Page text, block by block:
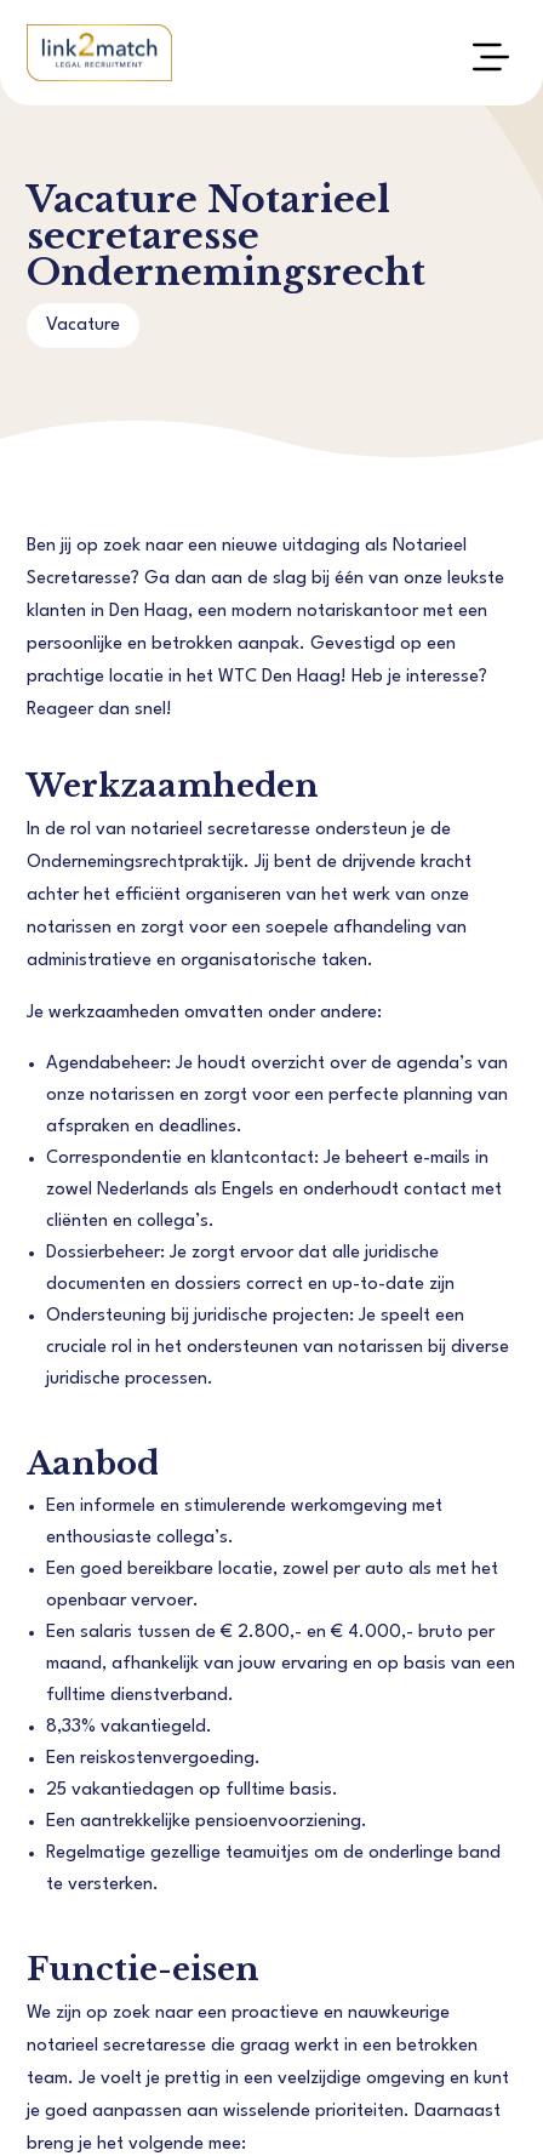
Vacature Notarieel
secretaresse
Ondernemingsrecht
Vacature
Ben jij op zoek naar een nieuwe uitdaging als Notarieel
Secretaresse? Ga dan aan de slag bij één van onze leukste
klanten in Den Haag, een modern notariskantoor met een
persoonlijke en betrokken aanpak. Gevestigd op een
prachtige locatie in het WTC Den Haag! Heb je interesse?
Reageer dan snel!
Werkzaamheden
In de rol van notarieel secretaresse ondersteun je de
Ondernemingsrechtpraktijk. Jij bent de drijvende kracht
achter het efficiënt organiseren van het werk van onze
notarissen en zorgt voor een soepele afhandeling van
administratieve en organisatorische taken.
Je werkzaamheden omvatten onder andere:
Agendabeheer: Je houdt overzicht over de agenda’s van
onze notarissen en zorgt voor een perfecte planning van
afspraken en deadlines.
Correspondentie en klantcontact: Je beheert e-mails in
zowel Nederlands als Engels en onderhoudt contact met
cliënten en collega’s.
Dossierbeheer: Je zorgt ervoor dat alle juridische
documenten en dossiers correct en up-to-date zijn
Ondersteuning bij juridische projecten: Je speelt een
cruciale rol in het ondersteunen van notarissen bij diverse
juridische processen.
Aanbod
Een informele en stimulerende werkomgeving met
enthousiaste collega’s.
Een goed bereikbare locatie, zowel per auto als met het
openbaar vervoer.
Een salaris tussen de € 2.800,- en € 4.000,- bruto per
maand, afhankelijk van jouw ervaring en op basis van een
fulltime dienstverband.
8,33% vakantiegeld.
Een reiskostenvergoeding.
25 vakantiedagen op fulltime basis.
Een aantrekkelijke pensioenvoorziening.
Regelmatige gezellige teamuitjes om de onderlinge band
te versterken.
Functie-eisen
We zijn op zoek naar een proactieve en nauwkeurige
notarieel secretaresse die graag werkt in een betrokken
team. Je voelt je prettig in een veelzijdige omgeving en kunt
je goed aanpassen aan wisselende prioriteiten. Daarnaast
breng je het volgende mee: